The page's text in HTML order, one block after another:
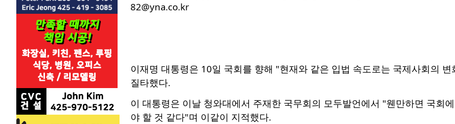
82@yna.co.kr
이재명 대통령은 10일 국회를 향해 "현재와 같은 입법 속도로는 국제사회의
질타했다.
이 대통령은 이날 청와대에서 주재한 국무회의 모두발언에서 "웬만하면 국회
야 할 것 같다"며 이같이 지적했다.